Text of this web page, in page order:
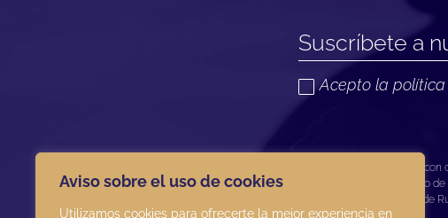
Aviso sobre el uso de cookies
Utilizamos cookies para ofrecerte la mejor experiencia en
Acepto la
TOMAR ARTESANÍA ha recibido una ayuda de la Unión Europea
COVID-19 (REACT-UE), para compensar el sobrecoste energético
electricidad provocados por el impacto de la guerra de agresión de